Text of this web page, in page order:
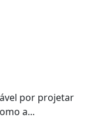
por projetar
a...